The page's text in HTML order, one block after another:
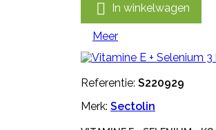
 In winkelwagen
Meer
Referentie: S220929
Merk: Sectolin